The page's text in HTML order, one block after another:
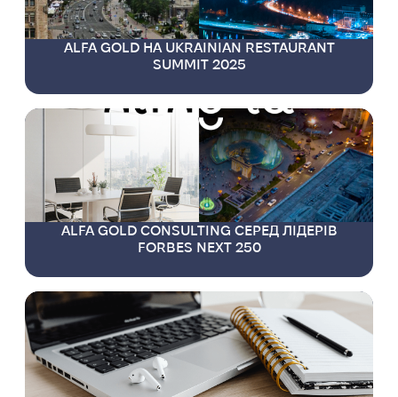
ALFA GOLD НА UKRAINIAN RESTAURANT
SUMMIT 2025
ALFA GOLD CONSULTING СЕРЕД ЛІДЕРІВ
FORBES NEXT 250